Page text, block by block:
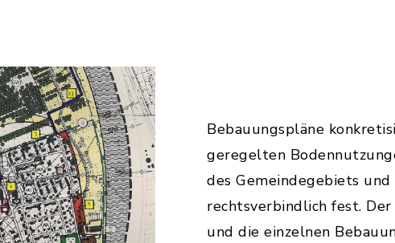
Bebauungspläne
geregelten
des Gemeindegebiets und
rechtsverbindlich fest.
und die einzelnen